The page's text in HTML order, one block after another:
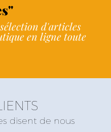
d'articles
en ligne toute
disent de nous